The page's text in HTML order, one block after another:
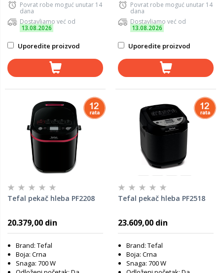
Povrat robe moguć unutar 14
dana
Dostavljamo već od
13.08.2026
Uporedite proizvod
Povrat robe moguć unutar 14
dana
Dostavljamo već od
13.08.2026
Uporedite proizvod
Tefal pekač hleba PF2208
20.379,00 din
Brand: Tefal
Boja: Crna
Snaga: 700 W
Tefal pekač hleba PF2518
23.609,00 din
Brand: Tefal
Boja: Crna
Snaga: 700 W